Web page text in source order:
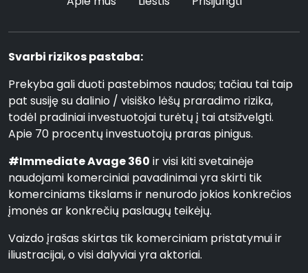
Svarbi rizikos pastaba:
Prekyba gali duoti pastebimos naudos; tačiau tai taip
pat susiję su dalinio / visiško lėšų praradimo rizika,
todėl pradiniai investuotojai turėtų į tai atsižvelgti.
Apie 70 procentų investuotojų praras pinigus.
#Immediate Avage 360 ir visi kiti svetainėje
naudojami komerciniai pavadinimai yra skirti tik
komerciniams tikslams ir nenurodo jokios konkrečios
įmonės ar konkrečių paslaugų teikėjų.
Vaizdo įrašas skirtas tik komerciniam pristatymui ir
iliustracijai, o visi dalyviai yra aktoriai.